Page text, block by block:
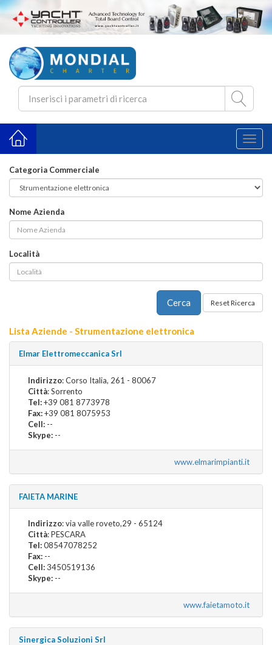
Categoria Commerciale
Nome Azienda
Località
Lista Aziende - Strumentazione elettronica
Elmar Elettromeccanica Srl
Indirizzo: Corso Italia, 261 - 80067
Città: Sorrento
Tel:+39 081 8773978
Fax:+39 081 8075953
Cell: --
Skype: --
www.elmarimpianti.it
FAIETA MARINE
Indirizzo: via valle roveto,29 - 65124
Città: PESCARA
Tel:08547078252
Fax: --
Cell:3450519136
Skype: --
www.faietamoto.it
Sinergica Soluzioni Srl